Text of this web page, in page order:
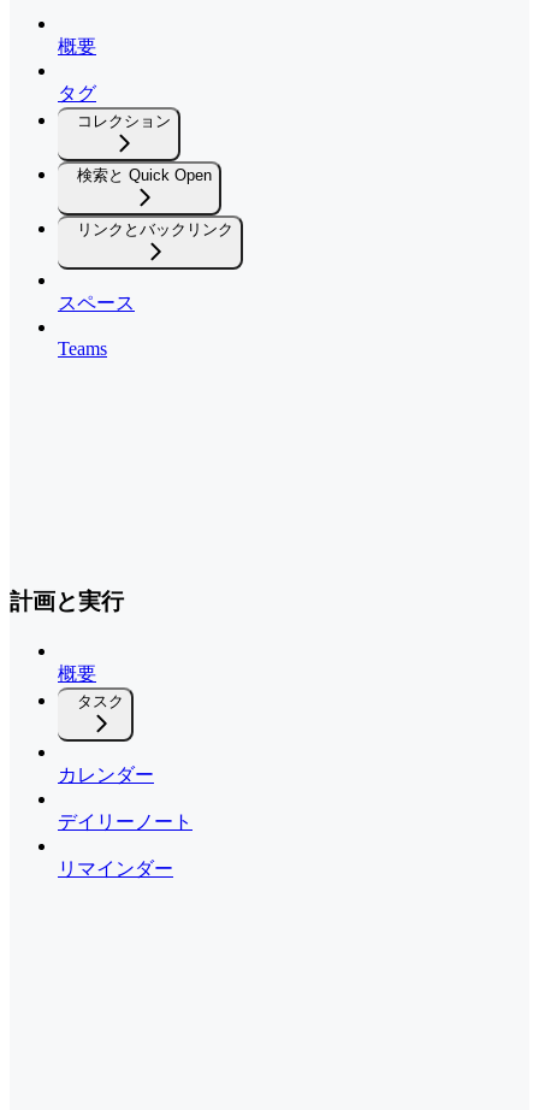
概要
タグ
コレクション
検索と Quick Open
リンクとバックリンク
スペース
Teams
計画と実行
概要
タスク
カレンダー
デイリーノート
リマインダー